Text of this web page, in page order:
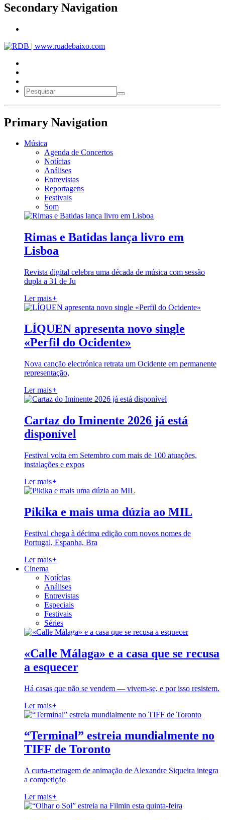
Secondary Navigation
Primary Navigation
Música
Agenda de Concertos
Notícias
Análises
Entrevistas
Reportagens
Festivais
Som
Rimas e Batidas lança livro em
Lisboa
Revista digital celebra uma década de música com sessão
dupla a 31 de Ju
Ler mais+
LÍQUEN apresenta novo single
«Perfil do Ocidente»
Nova canção electrónica retrata um Ocidente em permanente
representação,
Ler mais+
Cartaz do Iminente 2026 já está
disponível
Festival volta em Setembro com mais de 100 atuações,
instalações e expos
Ler mais+
Pikika e mais uma dúzia ao MIL
Festival chega à décima edição com novos nomes de
Portugal, Espanha, Bra
Ler mais+
Cinema
Notícias
Análises
Entrevistas
Especiais
Festivais
Séries
«Calle Málaga» e a casa que se recusa
a esquecer
Há casas que não se vendem — vivem-se, e por isso resistem.
Ler mais+
“Terminal” estreia mundialmente no
TIFF de Toronto
A curta-metragem de animação de Alexandre Siqueira integra
a competição
Ler mais+